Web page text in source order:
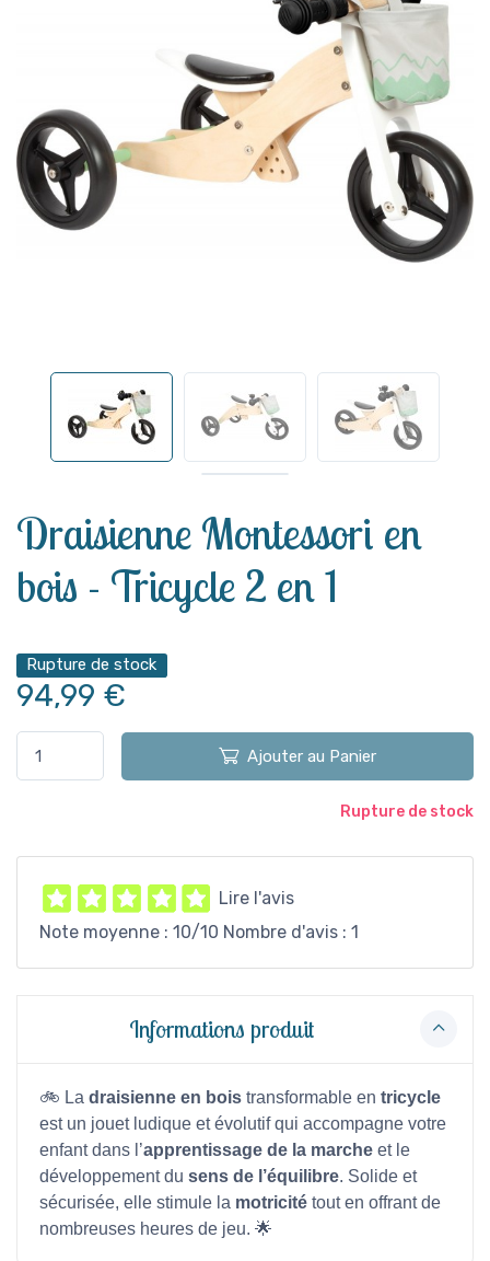
Draisienne Montessori en
bois - Tricycle 2 en 1
Rupture de stock
94,99 €
Ajouter au Panier
Rupture de stock
Lire l'avis
Note moyenne : 10/10 Nombre d'avis : 1
Informations produit
🚲 La draisienne en bois transformable en tricycle
est un jouet ludique et évolutif qui accompagne votre
enfant dans l’apprentissage de la marche et le
développement du sens de l’équilibre. Solide et
sécurisée, elle stimule la motricité tout en offrant de
nombreuses heures de jeu. 🌟